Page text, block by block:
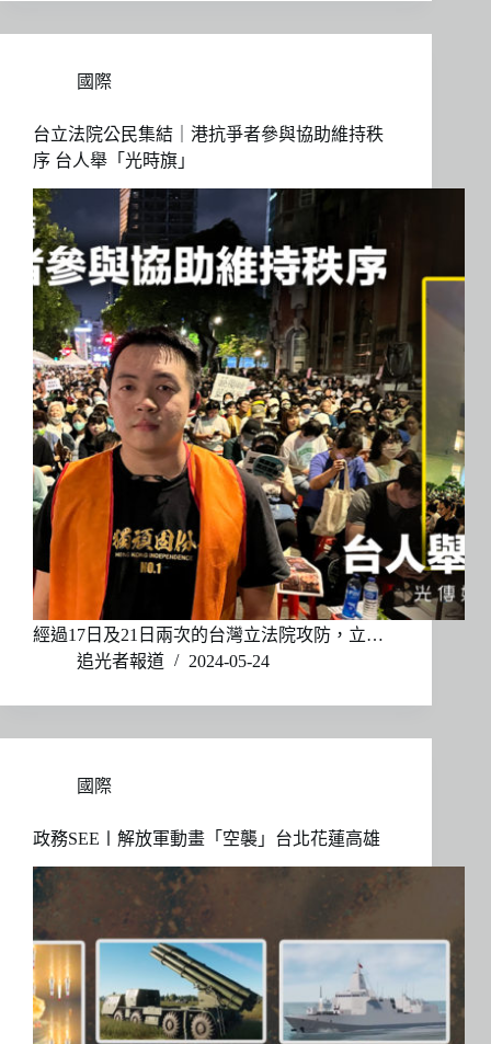
國際
台立法院公民集結｜港抗爭者參與協助維持秩
序 台人舉「光時旗」
經過17日及21日兩次的台灣立法院攻防，立…
追光者報道
2024-05-24
國際
政務SEE〡解放軍動畫「空襲」台北花蓮高雄